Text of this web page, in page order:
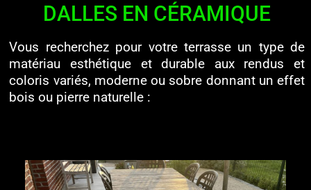
DALLES EN CÉRAMIQUE
Vous recherchez pour votre terrasse un type de
matériau esthétique et durable aux rendus et
coloris variés, moderne ou sobre donnant un effet
bois ou pierre naturelle :